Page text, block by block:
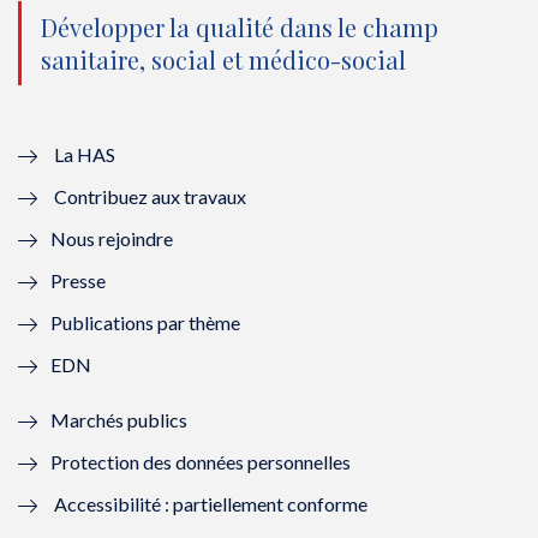
o
u
l
l
f
n
ê
t
n
o
e
e
n
ê
o
u
ê
t
n
o
ê
Développer la qualité dans le champ
sanitaire, social et médico-social
La HAS
Contribuez aux travaux
Nous rejoindre
Presse
Publications par thème
EDN
Marchés publics
Protection des données personnelles
Accessibilité : partiellement conforme